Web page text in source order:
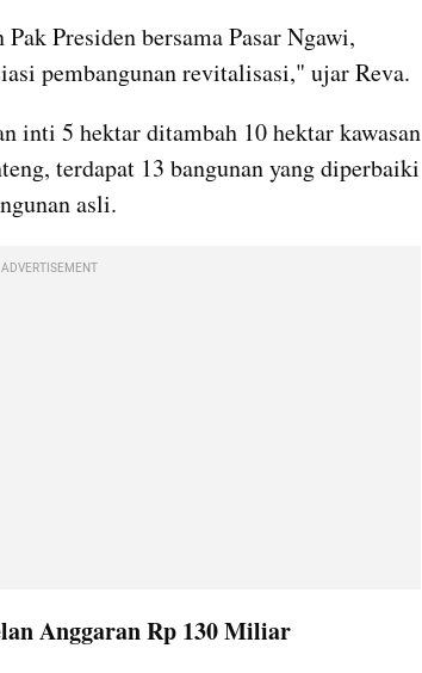
Presiden bersama Pasar Ngawi,
pembangunan revitalisasi," ujar Reva.
inti 5 hektar ditambah 10 hektar kawasan
terdapat 13 bangunan yang diperbaiki
asli.
ADVERTISEMENT
Anggaran Rp 130 Miliar